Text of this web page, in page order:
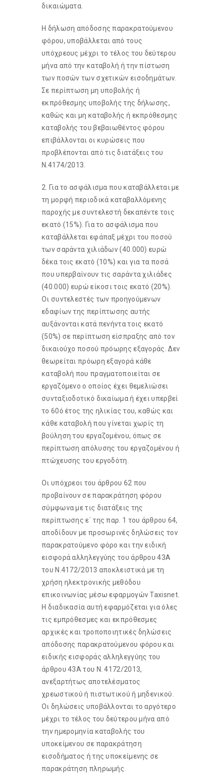
δικαιώματα.
Η δήλωση απόδοσης παρακρατούμενου
φόρου, υποβάλλεται από τους
υπόχρεους μέχρι το τέλος του δεύτερου
μήνα από την καταβολή ή την πίστωση
των ποσών των σχετικών εισοδημάτων.
Σε περίπτωση μη υποβολής ή
εκπρόθεσμης υποβολής της δήλωσης,
καθώς και μη καταβολής ή εκπρόθεσμης
καταβολής του βεβαιωθέντος φόρου
επιβάλλονται οι κυρώσεις που
προβλέπονται από τις διατάξεις του
Ν.4174/2013.
2. Για το ασφάλισμα που καταβάλλεται με
τη μορφή περιοδικά καταβαλλόμενης
παροχής με συντελεστή δεκαπέντε τοις
εκατό (15%). Για το ασφάλισμα που
καταβάλλεται εφάπαξ μέχρι του ποσού
των σαράντα χιλιάδων (40.000) ευρώ
δέκα τοις εκατό (10%) και για τα ποσά
που υπερβαίνουν τις σαράντα χιλιάδες
(40.000) ευρώ είκοσι τοις εκατό (20%).
Οι συντελεστές των προηγούμενων
εδαφίων της περίπτωσης αυτής
αυξάνονται κατά πενήντα τοις εκατό
(50%) σε περίπτωση είσπραξης από τον
δικαιούχο ποσού πρόωρης εξαγοράς. Δεν
θεωρείται πρόωρη εξαγορά κάθε
καταβολή που πραγματοποιείται σε
εργαζόμενο ο οποίος έχει θεμελιώσει
συνταξιοδοτικό δικαίωμα ή έχει υπερβεί
το 60ό έτος της ηλικίας του, καθώς και
κάθε καταβολή που γίνεται χωρίς τη
βούληση του εργαζομένου, όπως σε
περίπτωση απόλυσης του εργαζομένου ή
πτώχευσης του εργοδότη.
Οι υπόχρεοι του άρθρου 62 που
προβαίνουν σε παρακράτηση φόρου
σύμφωνα με τις διατάξεις της
περίπτωσης ε΄ της παρ. 1 του άρθρου 64,
αποδίδουν με προσωρινές δηλώσεις τον
παρακρατούμενο φόρο και την ειδική
εισφορά αλληλεγγύης του άρθρου 43Α
του Ν.4172/2013 αποκλειστικά με τη
χρήση ηλεκτρονικής μεθόδου
επικοινωνίας μέσω εφαρμογών Taxisnet.
Η διαδικασία αυτή εφαρμόζεται για όλες
τις εμπρόθεσμες και εκπρόθεσμες
αρχικές και τροποποιητικές δηλώσεις
απόδοσης παρακρατούμενου φόρου και
ειδικής εισφοράς αλληλεγγύης του
άρθρου 43Α του Ν. 4172/2013,
ανεξαρτήτως αποτελέσματος
χρεωστικού ή πιστωτικού ή μηδενικού.
Οι δηλώσεις υποβάλλονται το αργότερο
μέχρι το τέλος του δεύτερου μήνα από
την ημερομηνία καταβολής του
υποκείμενου σε παρακράτηση
εισοδήματος ή της υποκείμενης σε
παρακράτηση πληρωμής.